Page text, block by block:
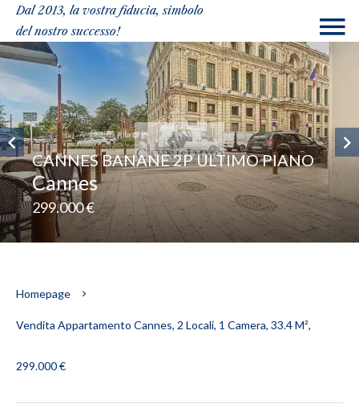
Dal 2013, la vostra fiducia, simbolo
del nostro successo!
CANNES BANANE 2P ULTIMO PIANO
Cannes
299.000 €
Homepage
Vendita Appartamento Cannes, 2 Locali, 1 Camera, 33.4 M²,
299.000 €